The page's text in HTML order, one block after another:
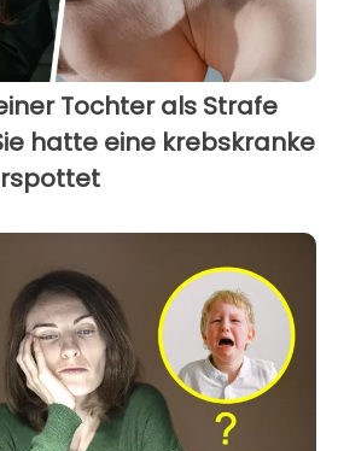
Tochter als Strafe
hatte eine krebskranke